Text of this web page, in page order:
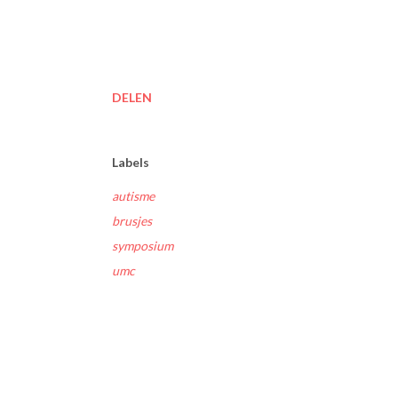
DELEN
Labels
autisme
brusjes
symposium
umc